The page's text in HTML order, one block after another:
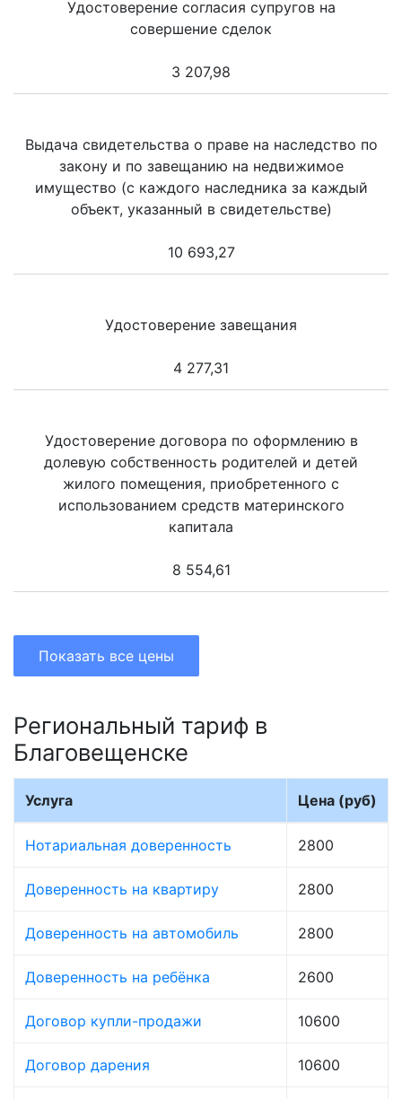
Удостоверение согласия супругов на
совершение сделок
3 207,98
Выдача свидетельства о праве на наследство по
закону и по завещанию на недвижимое
имущество (с каждого наследника за каждый
объект, указанный в свидетельстве)
10 693,27
Удостоверение завещания
4 277,31
Удостоверение договора по оформлению в
долевую собственность родителей и детей
жилого помещения, приобретенного с
использованием средств материнского
капитала
8 554,61
Показать все цены
Региональный тариф в
Благовещенске
Услуга Цена (руб)
Нотариальная доверенность 2800
Доверенность на квартиру 2800
Доверенность на автомобиль 2800
Доверенность на ребёнка 2600
Договор купли-продажи 10600
Договор дарения 10600